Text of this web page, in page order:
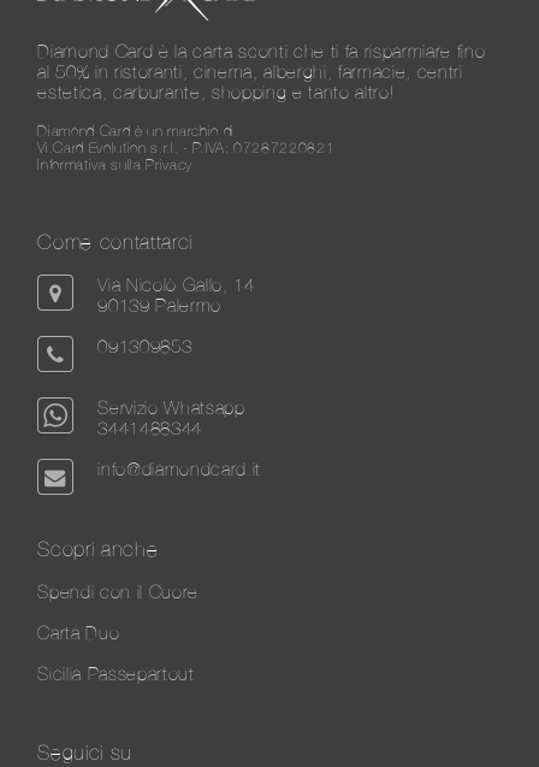
Diamond Card è la carta sconti che ti fa risparmiare fino
al 50% in ristoranti, cinema, alberghi, farmacie, centri
estetica, carburante, shopping e tanto altro!
Diamond Card è un marchio di
Vi.Card Evolution s.r.l. - P.IVA: 07287220821
Informativa sulla Privacy
Come contattarci
Via Nicolò Gallo, 14
90139 Palermo
091309853
Servizio Whatsapp
3441488344
info@diamondcard.it
Scopri anche
Spendi con il Cuore
Carta Duo
Sicilia Passepartout
Seguici su